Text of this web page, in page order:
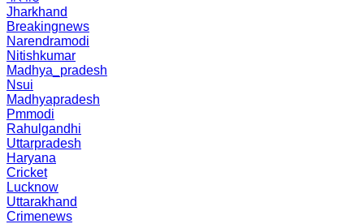
Jharkhand
Breakingnews
Narendramodi
Nitishkumar
Madhya_pradesh
Nsui
Madhyapradesh
Pmmodi
Rahulgandhi
Uttarpradesh
Haryana
Cricket
Lucknow
Uttarakhand
Crimenews